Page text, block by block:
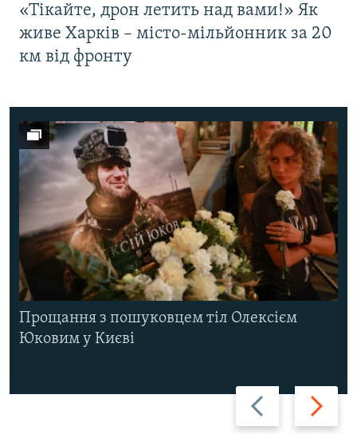
«Тікайте, дрон летить над вами!» Як
живе Харків – місто-мільйонник за 20
км від фронту
Назад Вперед
Прощання з пошуковцем тіл Олексієм
Юковим у Києві